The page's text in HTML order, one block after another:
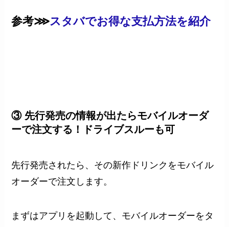
参考⋙スタバでお得な支払方法を紹介
③ 先行発売の情報が出たらモバイルオーダ
ーで注文する！ドライブスルーも可
先行発売されたら、その新作ドリンクをモバイル
オーダーで注文します。
まずはアプリを起動して、モバイルオーダーをタ